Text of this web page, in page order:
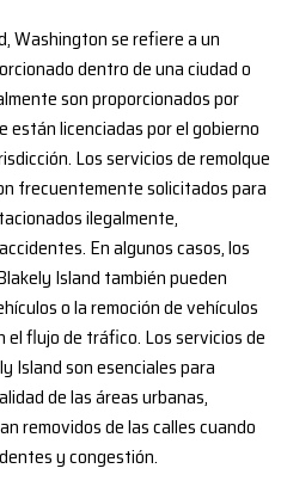
Washington se refiere a un
dentro de una ciudad o
son proporcionados por
están licenciadas por el gobierno
Los servicios de remolque
frecuentemente solicitados para
ilegalmente,
En algunos casos, los
Island también pueden
o la remoción de vehículos
flujo de tráfico. Los servicios de
Island son esenciales para
de las áreas urbanas,
removidos de las calles cuando
y congestión.